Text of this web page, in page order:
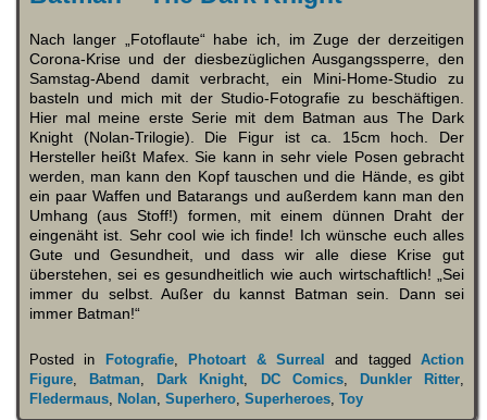
Nach langer „Fotoflaute“ habe ich, im Zuge der derzeitigen
Corona-Krise und der diesbezüglichen Ausgangssperre, den
Samstag-Abend damit verbracht, ein Mini-Home-Studio zu
basteln und mich mit der Studio-Fotografie zu beschäftigen.
Hier mal meine erste Serie mit dem Batman aus The Dark
Knight (Nolan-Trilogie). Die Figur ist ca. 15cm hoch. Der
Hersteller heißt Mafex. Sie kann in sehr viele Posen gebracht
werden, man kann den Kopf tauschen und die Hände, es gibt
ein paar Waffen und Batarangs und außerdem kann man den
Umhang (aus Stoff!) formen, mit einem dünnen Draht der
eingenäht ist. Sehr cool wie ich finde! Ich wünsche euch alles
Gute und Gesundheit, und dass wir alle diese Krise gut
überstehen, sei es gesundheitlich wie auch wirtschaftlich! „Sei
immer du selbst. Außer du kannst Batman sein. Dann sei
immer Batman!“
Posted in Fotografie, Photoart & Surreal and taggedAction
Figure, Batman, Dark Knight, DC Comics, Dunkler Ritter,
Fledermaus, Nolan, Superhero, Superheroes, Toy